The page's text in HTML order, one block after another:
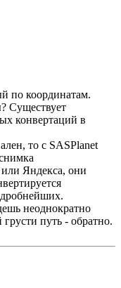
по координатам.
Существует
конвертаций в
то с SASPlanet
Яндекса, они
неоднократно
путь - обратно.